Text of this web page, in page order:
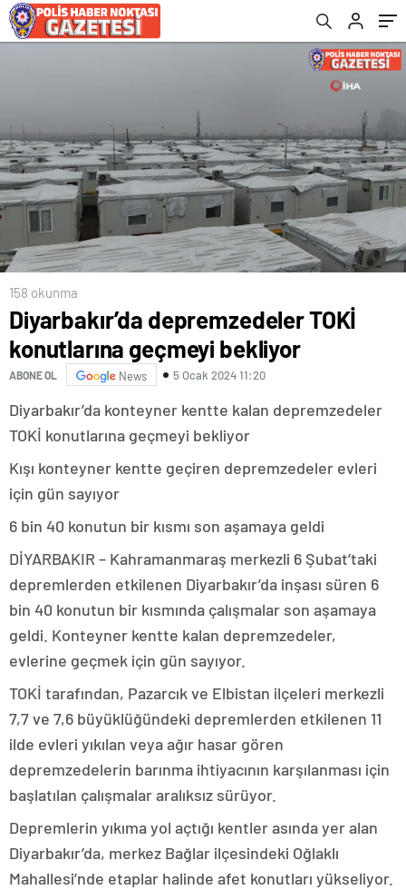
158 okunma
Diyarbakır’da depremzedeler TOKİ
konutlarına geçmeyi bekliyor
ABONE OL News 5 Ocak 2024 11:20
Diyarbakır’da konteyner kentte kalan depremzedeler
TOKİ konutlarına geçmeyi bekliyor
Kışı konteyner kentte geçiren depremzedeler evleri
için gün sayıyor
6 bin 40 konutun bir kısmı son aşamaya geldi
DİYARBAKIR – Kahramanmaraş merkezli 6 Şubat’taki
depremlerden etkilenen Diyarbakır’da inşası süren 6
bin 40 konutun bir kısmında çalışmalar son aşamaya
geldi. Konteyner kentte kalan depremzedeler,
evlerine geçmek için gün sayıyor.
TOKİ tarafından, Pazarcık ve Elbistan ilçeleri merkezli
7,7 ve 7,6 büyüklüğündeki depremlerden etkilenen 11
ilde evleri yıkılan veya ağır hasar gören
depremzedelerin barınma ihtiyacının karşılanması için
başlatılan çalışmalar aralıksız sürüyor.
Depremlerin yıkıma yol açtığı kentler asında yer alan
Diyarbakır’da, merkez Bağlar ilçesindeki Oğlaklı
Mahallesi’nde etaplar halinde afet konutları yükseliyor.